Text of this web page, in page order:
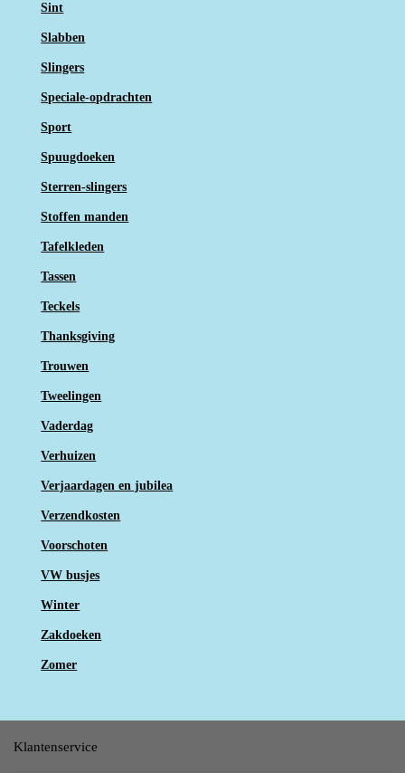
Sint
Slabben
Slingers
Speciale-opdrachten
Sport
Spuugdoeken
Sterren-slingers
Stoffen manden
Tafelkleden
Tassen
Teckels
Thanksgiving
Trouwen
Tweelingen
Vaderdag
Verhuizen
Verjaardagen en jubilea
Verzendkosten
Voorschoten
VW busjes
Winter
Zakdoeken
Zomer
Klantenservice